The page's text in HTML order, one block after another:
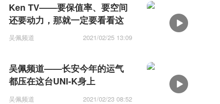
Ken TV——要保值率、要空间
还要动力，那就一定要看看这
台SUV
吴佩频道 2021/02/25 13:09
吴佩频道——长安今年的运气
都压在这台UNI-K身上
吴佩频道 2021/02/23 08:52